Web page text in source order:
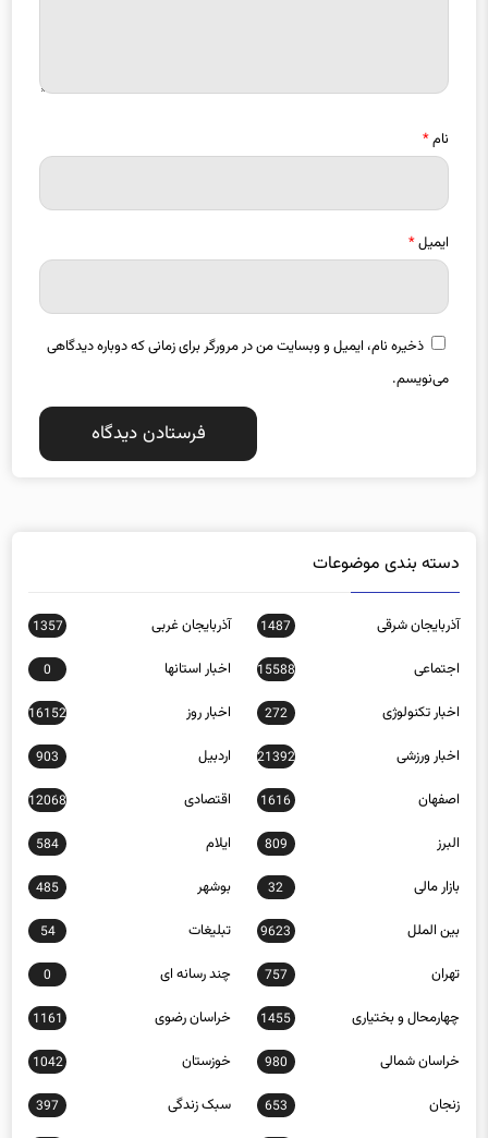
ایمیل*
ذخیره نام، ایمیل و وبسایت من در مرورگر برای زمانی که دوباره دیدگاهی
می‌نویسم.
آذربایجان شرقی
اجتماعی 15588 اخبار استانها 0
اخبار تکنولوژی 272 اخبار روز 16152
اخبار ورزشی 21392 اردبیل 903
اصفهان 1616 اقتصادی 12068
البرز 809
584
بازار مالی 32 بوشهر 485
بین الملل 9623 تبلیغات 54
تهران 757 چند رسانه ای 0
چهارمحال و بختیاری 1455 خراسان رضوی 1161
خراسان شمالی 980 خوزستان 1042
زنجان 653 سبک زندگی 397
سلامت 4877 سمنان 1185